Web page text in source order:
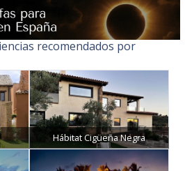
recomendados por
Hábitat Cigüeña Negra